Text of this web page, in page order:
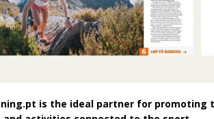
is the ideal partner for promoting